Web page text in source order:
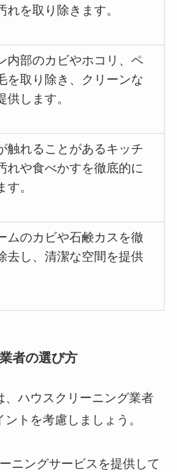
れを取り除きます。
内部のカビやホコリ、ペ
を取り除き、クリーンな
供します。
触れることがあるキッチ
れや食べかすを徹底的に
す。
ムのカビや石鹸カスを徹
去し、清潔な空間を提供
者の選び方
、ハウスクリーニング業者
トを考慮しましょう。
ニングサービスを提供して